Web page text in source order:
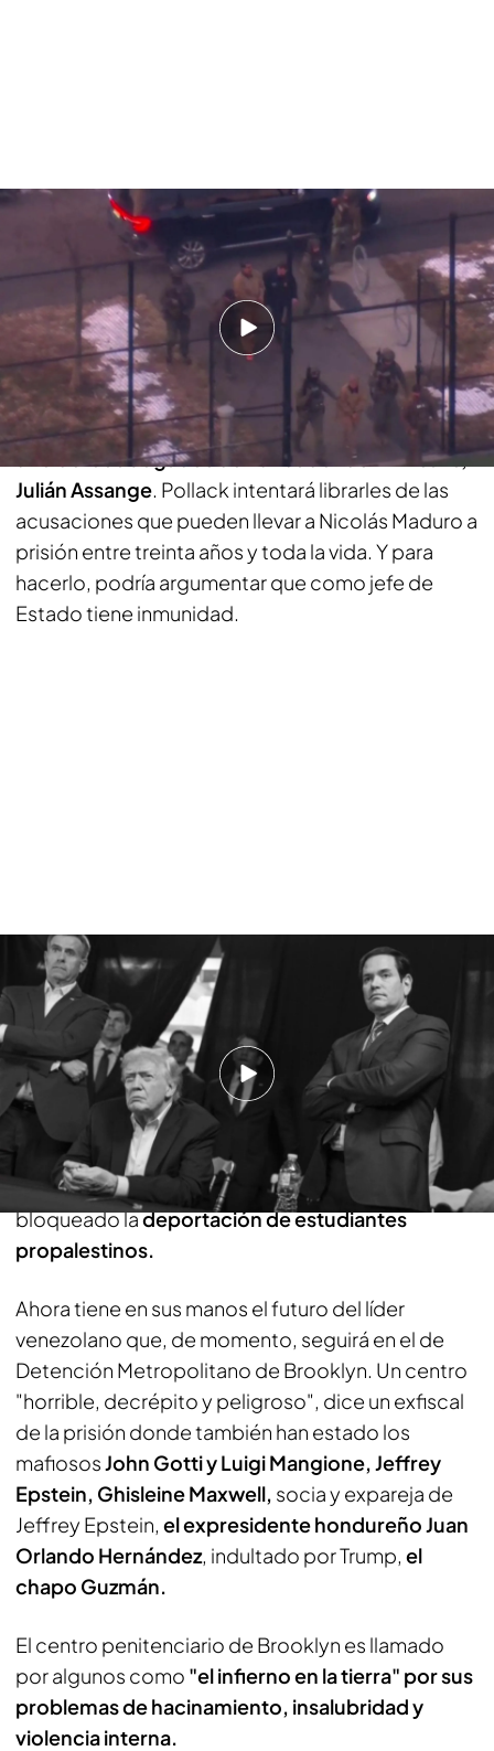
El paseíllo de Nicolás Maduro desde Nueva York al juzgado de Manhattan:
cojo, esposado y en helicóptero
Síguenos en nuestro canal de WhatsApp de
Noticias Cuatro
Únete
Contra Maduro hay cuatro cargos, contra su
mujer, hay tres. El día 17 de marzo volverán ante el
juez. Junto a ellos,para defenderles, Barry Pollack
uno de los abogados del fundador de Wikileaks,
Julián Assange. Pollack intentará librarles de las
acusaciones que pueden llevar a Nicolás Maduro a
prisión entre treinta años y toda la vida. Y para
hacerlo, podría argumentar que como jefe de
Estado tiene inmunidad.
¿Cómo se fraguó la operación militar para capturar a Maduro?
Toda la actualidad de Noticias Cuatro en
Google News
Síguenos
Está por ver si eljuez Hellerstein lo acepta.A sus
92 años, el magistrado ha visto de todo.Ha
juzgado casos relacionados con los atentados a
las Torres Gemelaso recientemente ha
bloqueado ladeportación de estudiantes
propalestinos.
Ahora tiene en sus manos el futuro del líder
venezolano que, de momento, seguirá en el de
Detención Metropolitano de Brooklyn. Un centro
"horrible, decrépito y peligroso", dice un exfiscal
de la prisión donde también han estado los
mafiososJohn Gotti y Luigi Mangione, Jeffrey
Epstein, Ghisleine Maxwell, socia y expareja de
Jeffrey Epstein, el expresidente hondureño Juan
Orlando Hernández, indultado por Trump, el
chapo Guzmán.
El centro penitenciario de Brooklyn es llamado
por algunos como "el infierno en la tierra" por sus
problemas de hacinamiento, insalubridad y
violencia interna.